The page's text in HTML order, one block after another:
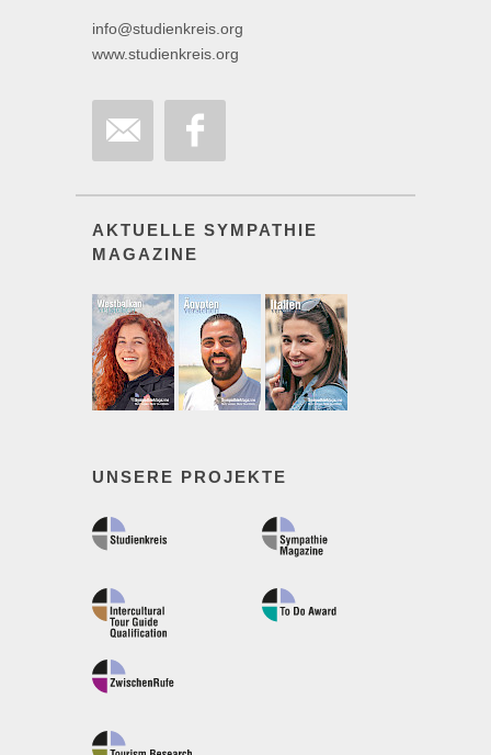
info@studienkreis.org
www.studienkreis.org
AKTUELLE SYMPATHIE
MAGAZINE
UNSERE PROJEKTE